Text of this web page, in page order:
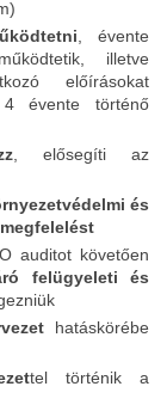
, évente
illetve
előírásokat
évente történő
, elősegíti az
és
auditot követően
felügyeleti és
hatáskörébe
tel történik a